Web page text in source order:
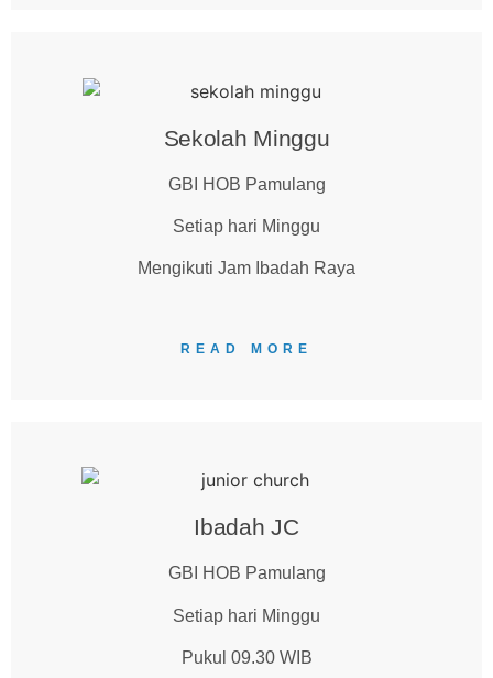
Sekolah Minggu
GBI HOB Pamulang
Setiap hari Minggu
Mengikuti Jam Ibadah Raya
READ MORE
Ibadah JC
GBI HOB Pamulang
Setiap hari Minggu
Pukul 09.30 WIB